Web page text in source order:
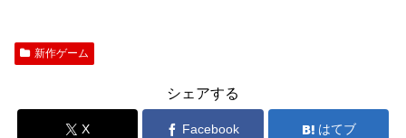
新作ゲーム
シェアする
X Facebook はてブ